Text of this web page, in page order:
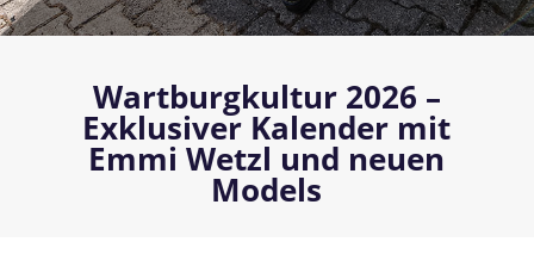
Wartburgkultur 2026 –
Exklusiver Kalender mit
Emmi Wetzl und neuen
Models